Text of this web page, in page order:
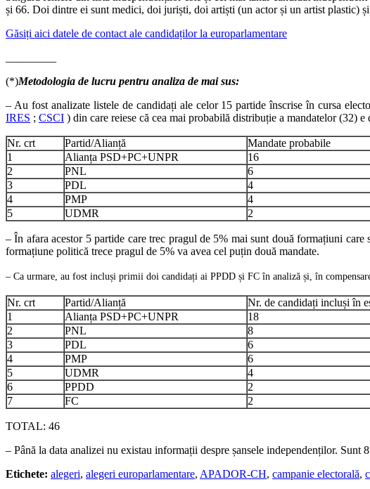
și 66. Doi dintre ei sunt medici, doi juriști, doi artiști (un actor și un artist plastic)
Găsiți aici datele de contact ale candidaților la europarlamentare
(*)Metodologia de lucru pentru analiza de mai sus:
– Au fost analizate listele de candidați ale celor 15 partide înscrise în cursa
IRES ; CSCI ) din care reiese că cea mai probabilă distribuție a mandatelor (32) e
Nr. crt Partid/Alianță
Mandate probabile
1
Alianța PSD+PC+UNPR
16
2
PNL
6
3
PDL
4
4
PMP
4
5
UDMR 2
– În afara acestor 5 partide care trec pragul de 5% mai sunt două formațiuni
formațiune politică trece pragul de 5% va avea cel puțin două mandate.
– Ca urmare, au fost incluși primii doi candidați ai PPDD și FC în analiză și, în
Nr. crt Partid/Alianță
Nr. de candidați incluși în
1
Alianța PSD+PC+UNPR
18
2
PNL
8
3
PDL
6
4
PMP
6
5
UDMR
4
6
PPDD
2
7
FC 2
TOTAL: 46
– Până la data analizei nu existau informații despre șansele independenților. Sunt
Etichete: alegeri, alegeri europarlamentare, APADOR-CH, campanie electorală,